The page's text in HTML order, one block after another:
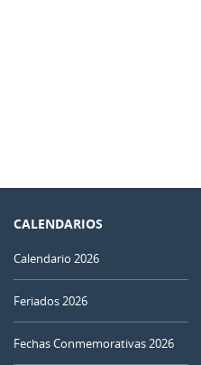
CALENDARIOS
Calendario 2026
Feriados 2026
Fechas Conmemorativas 2026